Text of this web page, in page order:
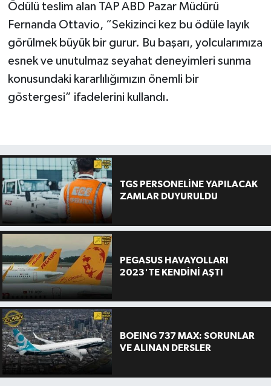
Ödülü teslim alan TAP ABD Pazar Müdürü
Fernanda Ottavio, “Sekizinci kez bu ödüle layık
görülmek büyük bir gurur. Bu başarı, yolcularımıza
esnek ve unutulmaz seyahat deneyimleri sunma
konusundaki kararlılığımızın önemli bir
göstergesi” ifadelerini kullandı.
TGS PERSONELİNE YAPILACAK
ZAMLAR DUYURULDU
PEGASUS HAVAYOLLARI
2023'TE KENDİNİ AŞTI
BOEING 737 MAX: SORUNLAR
VE ALINAN DERSLER